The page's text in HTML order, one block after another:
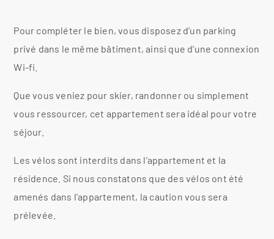
Pour compléter le bien, vous disposez d’un parking
privé dans le même bâtiment, ainsi que d’une connexion
Wi-fi.
Que vous veniez pour skier, randonner ou simplement
vous ressourcer, cet appartement sera idéal pour votre
séjour.
Les vélos sont interdits dans l’appartement et la
résidence. Si nous constatons que des vélos ont été
amenés dans l’appartement, la caution vous sera
prélevée.